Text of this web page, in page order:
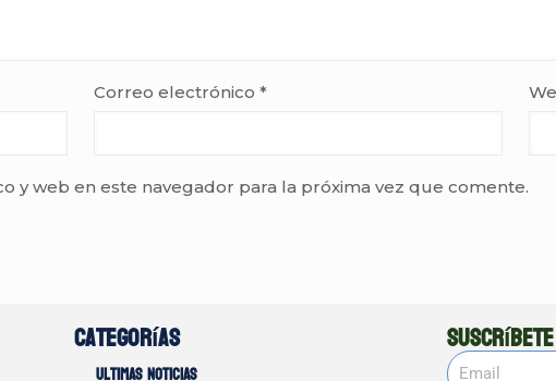
Correo electrónico*
y web en este navegador para la próxima vez que comente.
Categorías